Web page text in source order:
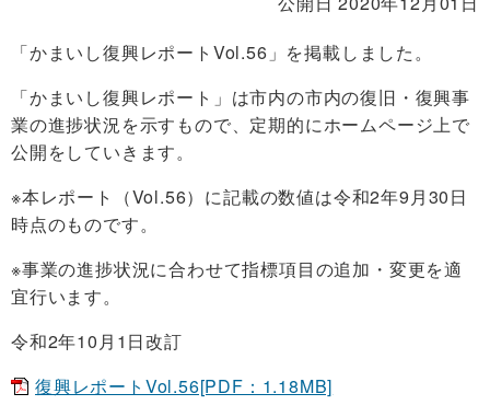
「かまいし復興レポートVol.56」を掲載しました。
「かまいし復興レポート」は市内の市内の復旧・復興事
業の進捗状況を示すもので、定期的にホームページ上で
公開をしていきます。
※本レポート（Vol.56）に記載の数値は令和2年9月30日
時点のものです。
※事業の進捗状況に合わせて指標項目の追加・変更を適
宜行います。
令和2年10月1日改訂
復興レポートVol.56[PDF：1.18MB]